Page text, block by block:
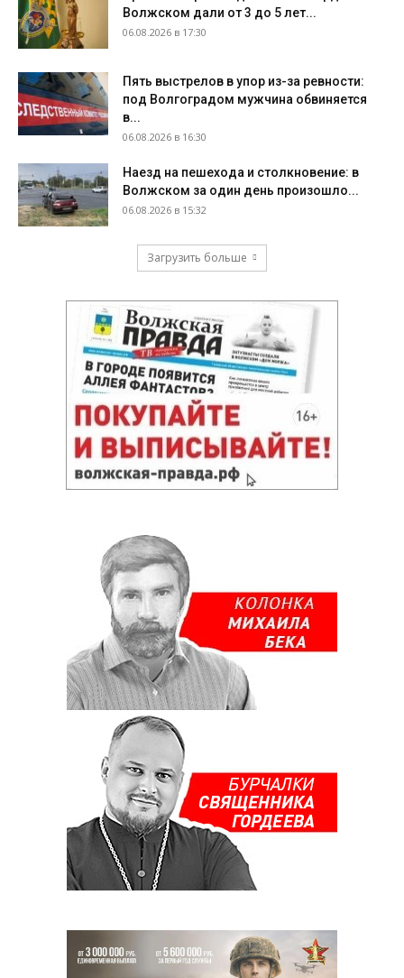
Волжском дали от 3 до 5 лет...
06.08.2026 в 17:30
Пять выстрелов в упор из-за ревности:
под Волгоградом мужчина обвиняется
в...
06.08.2026 в 16:30
Наезд на пешехода и столкновение: в
Волжском за один день произошло...
06.08.2026 в 15:32
Загрузить больше